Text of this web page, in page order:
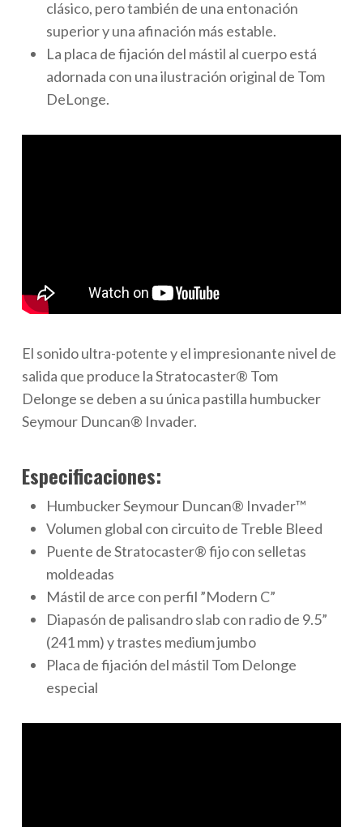
clásico, pero también de una entonación
superior y una afinación más estable.
La placa de fijación del mástil al cuerpo está
adornada con una ilustración original de Tom
DeLonge.
El sonido ultra-potente y el impresionante nivel de
salida que produce la Stratocaster® Tom
Delonge se deben a su única pastilla humbucker
Seymour Duncan® Invader.
Especificaciones:
Humbucker Seymour Duncan® Invader™
Volumen global con circuito de Treble Bleed
Puente de Stratocaster® fijo con selletas
moldeadas
Mástil de arce con perfil ”Modern C”
Diapasón de palisandro slab con radio de 9.5”
(241 mm) y trastes medium jumbo
Placa de fijación del mástil Tom Delonge
especial